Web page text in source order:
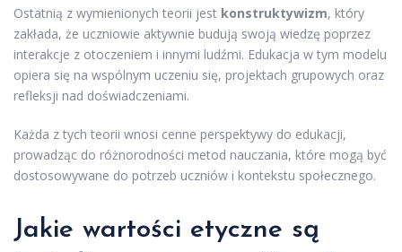
Ostatnią z wymienionych teorii jest konstruktywizm, który
zakłada, że uczniowie aktywnie budują swoją wiedzę poprzez
interakcje z otoczeniem i innymi ludźmi. Edukacja w tym modelu
opiera się na wspólnym uczeniu się, projektach grupowych oraz
refleksji nad doświadczeniami.
Każda z tych teorii wnosi cenne perspektywy do edukacji,
prowadząc do różnorodności metod nauczania, które mogą być
dostosowywane do potrzeb uczniów i kontekstu społecznego.
Jakie wartości etyczne są